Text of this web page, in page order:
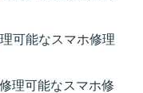
可能なスマホ修理
理可能なスマホ修